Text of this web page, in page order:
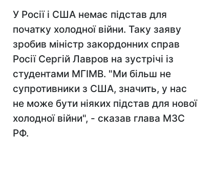
У Росії і США немає підстав для
початку холодної війни. Таку заяву
зробив міністр закордонних справ
Росії Сергій Лавров на зустрічі із
студентами МГІМВ. "Ми більш не
супротивники з США, значить, у нас
не може бути ніяких підстав для нової
холодної війни", - сказав глава МЗС
РФ.